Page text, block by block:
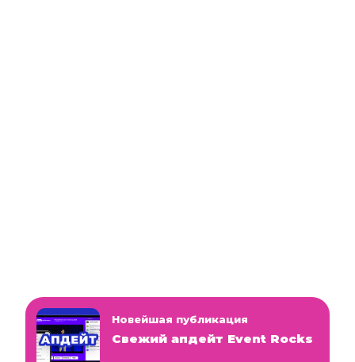
Новейшая публикация
Свежий апдейт Event Rocks